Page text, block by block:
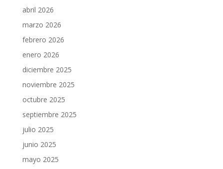
abril 2026
marzo 2026
febrero 2026
enero 2026
diciembre 2025
noviembre 2025
octubre 2025
septiembre 2025
julio 2025
junio 2025
mayo 2025